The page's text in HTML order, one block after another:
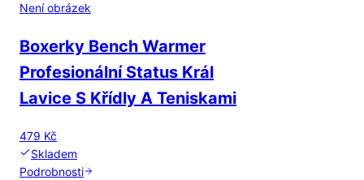
Není obrázek
Boxerky Bench Warmer
Profesionální Status Král
Lavice S Křídly A Teniskami
479 Kč
Skladem
Podrobnosti